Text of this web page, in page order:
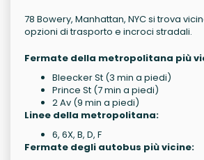
78 Bowery, Manhattan, NYC si trova
opzioni di trasporto e incroci stradali.
Fermate della metropolitana più
Bleecker St (3 min a piedi)
Prince St (7 min a piedi)
2 Av (9 min a piedi)
Linee della metropolitana:
6, 6X, B, D, F
Fermate degli autobus più vicine: